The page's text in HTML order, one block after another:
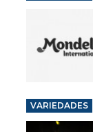
VARIEDADES